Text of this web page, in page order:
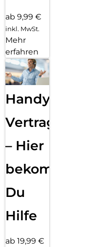
ab 9,99 €
inkl. MwSt.
Mehr
erfahren
Handy
– Hier
bekommst
Du
Hilfe
ab 19,99 €